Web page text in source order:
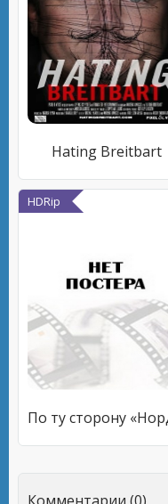
Hating Breitbart
HDRip